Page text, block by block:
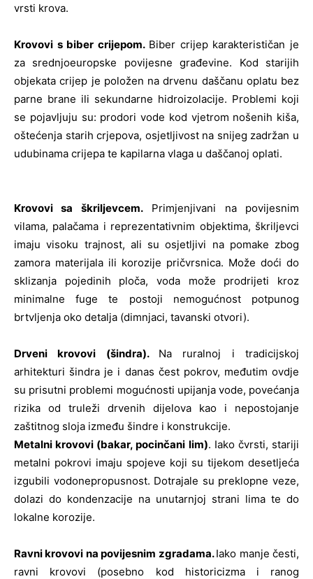
vrsti krova.
Krovovi s biber crijepom. Biber crijep karakterističan je
za srednjoeuropske povijesne građevine. Kod starijih
objekata crijep je položen na drvenu daščanu oplatu bez
parne brane ili sekundarne hidroizolacije. Problemi koji
se pojavljuju su: prodori vode kod vjetrom nošenih kiša,
oštećenja starih crjepova, osjetljivost na snijeg zadržan u
udubinama crijepa te kapilarna vlaga u daščanoj oplati.
Krovovi sa škriljevcem.Primjenjivani na povijesnim
vilama, palačama i reprezentativnim objektima, škriljevci
imaju visoku trajnost, ali su osjetljivi na pomake zbog
zamora materijala ili korozije pričvrsnica. Može doći do
sklizanja pojedinih ploča, voda može prodrijeti kroz
minimalne fuge te postoji nemogućnost potpunog
brtvljenja oko detalja (dimnjaci, tavanski otvori).
Drveni krovovi (šindra). Na ruralnoj i tradicijskoj
arhitekturi šindra je i danas čest pokrov, međutim ovdje
su prisutni problemi mogućnosti upijanja vode, povećanja
rizika od truleži drvenih dijelova kao i nepostojanje
zaštitnog sloja između šindre i konstrukcije.
Metalni krovovi (bakar, pocinčani lim). Iako čvrsti, stariji
metalni pokrovi imaju spojeve koji su tijekom desetljeća
izgubili vodonepropusnost. Dotrajale su preklopne veze,
dolazi do kondenzacije na unutarnjoj strani lima te do
lokalne korozije.
Ravni krovovi na povijesnim zgradama.Iako manje česti,
ravni krovovi (posebno kod historicizma i ranog